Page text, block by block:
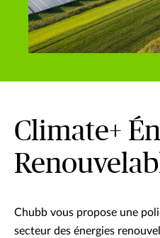
Climate+
Chubb vous propose une
secteur des énergies